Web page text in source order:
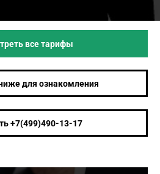
все тарифы
для ознакомления
+7(499)490-13-17